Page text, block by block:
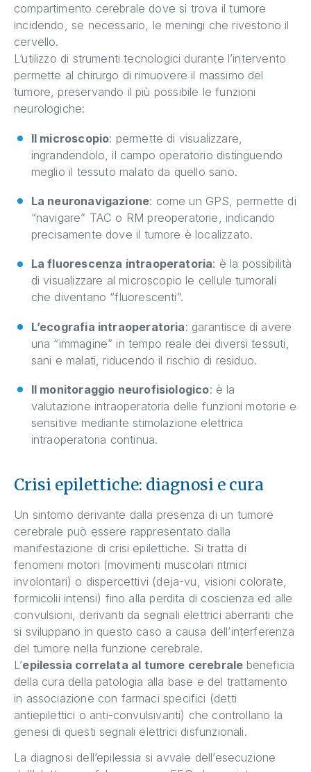
compartimento cerebrale dove si trova il tumore
incidendo, se necessario, le meningi che rivestono il
cervello.
L’utilizzo di strumenti tecnologici durante l’intervento
permette al chirurgo di rimuovere il massimo del
tumore, preservando il più possibile le funzioni
neurologiche:
Il microscopio: permette di visualizzare,
ingrandendolo, il campo operatorio distinguendo
meglio il tessuto malato da quello sano.
La neuronavigazione: come un GPS, permette di
“navigare” TAC o RM preoperatorie, indicando
precisamente dove il tumore è localizzato.
La fluorescenza intraoperatoria: è la possibilità
di visualizzare al microscopio le cellule tumorali
che diventano “fluorescenti”.
L’ecografia intraoperatoria: garantisce di avere
una “immagine” in tempo reale dei diversi tessuti,
sani e malati, riducendo il rischio di residuo.
Il monitoraggio neurofisiologico: è la
valutazione intraoperatoria delle funzioni motorie e
sensitive mediante stimolazione elettrica
intraoperatoria continua.
Crisi epilettiche: diagnosi e cura
Un sintomo derivante dalla presenza di un tumore
cerebrale può essere rappresentato dalla
manifestazione di crisi epilettiche. Si tratta di
fenomeni motori (movimenti muscolari ritmici
involontari) o dispercettivi (deja-vu, visioni colorate,
formicolii intensi) fino alla perdita di coscienza ed alle
convulsioni, derivanti da segnali elettrici aberranti che
si sviluppano in questo caso a causa dell’interferenza
del tumore nella funzione cerebrale.
L’epilessia correlata al tumore cerebrale beneficia
della cura della patologia alla base e del trattamento
in associazione con farmaci specifici (detti
antiepilettici o anti-convulsivanti) che controllano la
genesi di questi segnali elettrici disfunzionali.
La diagnosi dell’epilessia si avvale dell’esecuzione